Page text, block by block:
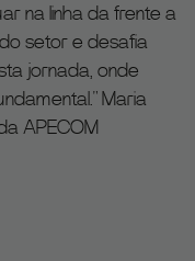
na linha da frente a
setor e desafia
jornada, onde
Maria
APECOM